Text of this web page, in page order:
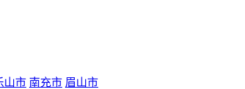
山市 南充市 眉山市